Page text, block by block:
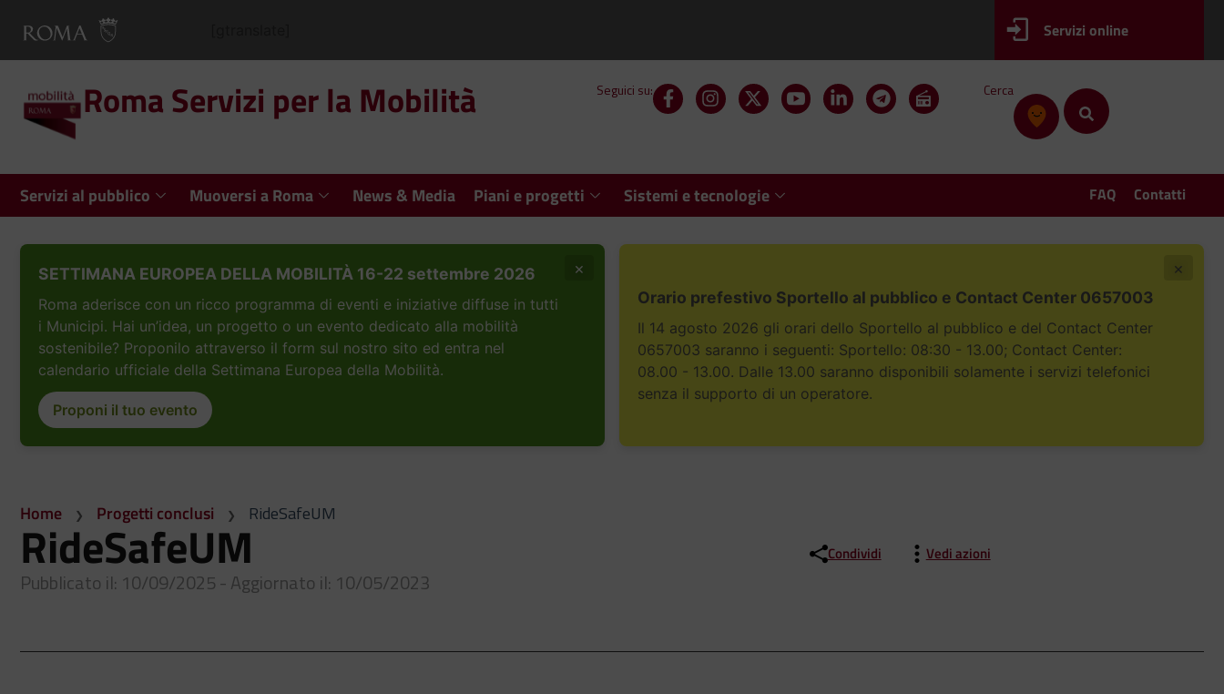
Servizi online
Roma Servizi per la Mobilità Seguici su: Cerca
Servizi al pubblico Muoversi a Roma News & Media Piani e progetti Sistemi e tecnologie FAQ Contatti
SETTIMANA EUROPEA DELLA MOBILITÀ 16-22 settembre 2026
Roma aderisce con un ricco programma di eventi e iniziative diffuse in tutti
i Municipi. Hai un’idea, un progetto o un evento dedicato alla mobilità
sostenibile? Proponilo attraverso il form sul nostro sito ed entra nel
calendario ufficiale della Settimana Europea della Mobilità.
Proponi il tuo evento
×
Orario prefestivo Sportello al pubblico e Contact Center 0657003
Il 14 agosto 2026 gli orari dello Sportello al pubblico e del Contact Center
0657003 saranno i seguenti: Sportello: 08:30 - 13.00; Contact Center:
08.00 - 13.00. Dalle 13.00 saranno disponibili solamente i servizi telefonici
senza il supporto di un operatore.
×
Home Progetti conclusi RideSafeUM
RideSafeUM
Pubblicato il: 10/09/2025 - Aggiornato il: 10/05/2023
Condividi Vedi azioni